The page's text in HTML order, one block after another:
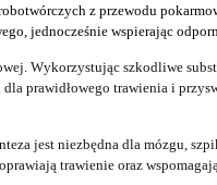
z przewodu
jednocześnie wspierając
Wykorzystując szkodliwe
prawidłowego trawienia i
jest niezbędna dla mózgu,
trawienie oraz wspomagają